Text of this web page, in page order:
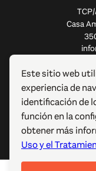
Casa
SOBRE ESTE SITIO
ENLACES ÚTILES
SÍGUENOS
Este sitio web
experiencia de
identificación de
función en la
obtener más
Uso y el